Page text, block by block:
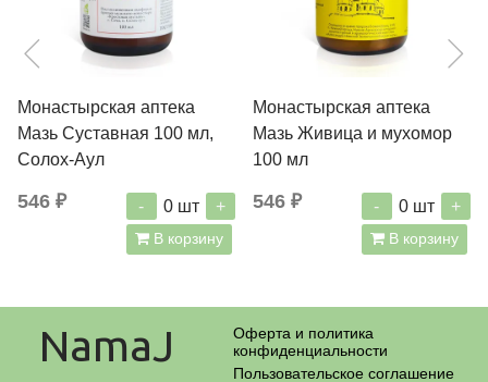
Монастырская аптека
Мазь Суставная 100 мл,
Солох-Аул
546 ₽ - 0 шт +
В корзину
Монастырская аптека
Мазь Живица и мухомор
100 мл
546 ₽ - 0 шт +
В корзину
NamaJ
Оферта и политика
конфиденциальности
Пользовательское соглашение